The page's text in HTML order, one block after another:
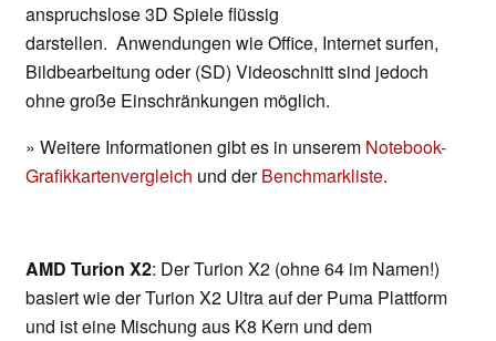
anspruchslose 3D Spiele flüssig
darstellen. Anwendungen wie Office, Internet surfen,
Bildbearbeitung oder (SD) Videoschnitt sind jedoch
ohne große Einschränkungen möglich.
» Weitere Informationen gibt es in unserem Notebook-
Grafikkartenvergleich und derBenchmarkliste.
AMD Turion X2: Der Turion X2 (ohne 64 im Namen!)
basiert wie der Turion X2 Ultra auf der Puma Plattform
und ist eine Mischung aus K8 Kern und dem